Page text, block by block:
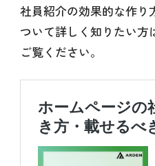
社員紹介の効果的な作り
ついて詳しく知りたい方
ご覧ください。